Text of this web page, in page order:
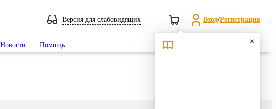
Версия для слабовидящих Вход/Регистрация
Новости Помощь Поиск